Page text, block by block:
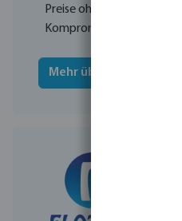
Preise ohne
Kompromisse